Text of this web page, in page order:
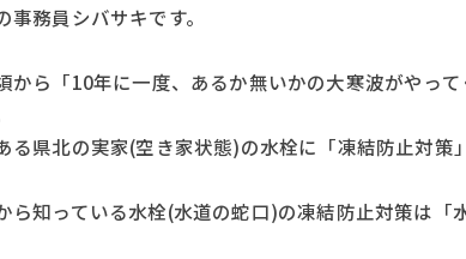
事務員シバサキです。
から「10年に一度、あるか無いかの大寒波がやっ
る県北の実家(空き家状態)の水栓に「凍結防止対策
ら知っている水栓(水道の蛇口)の凍結防止対策は「